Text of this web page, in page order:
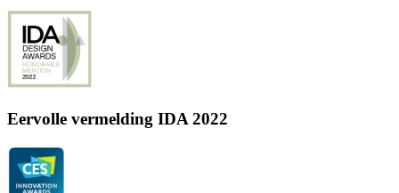
Eervolle vermelding IDA 2022